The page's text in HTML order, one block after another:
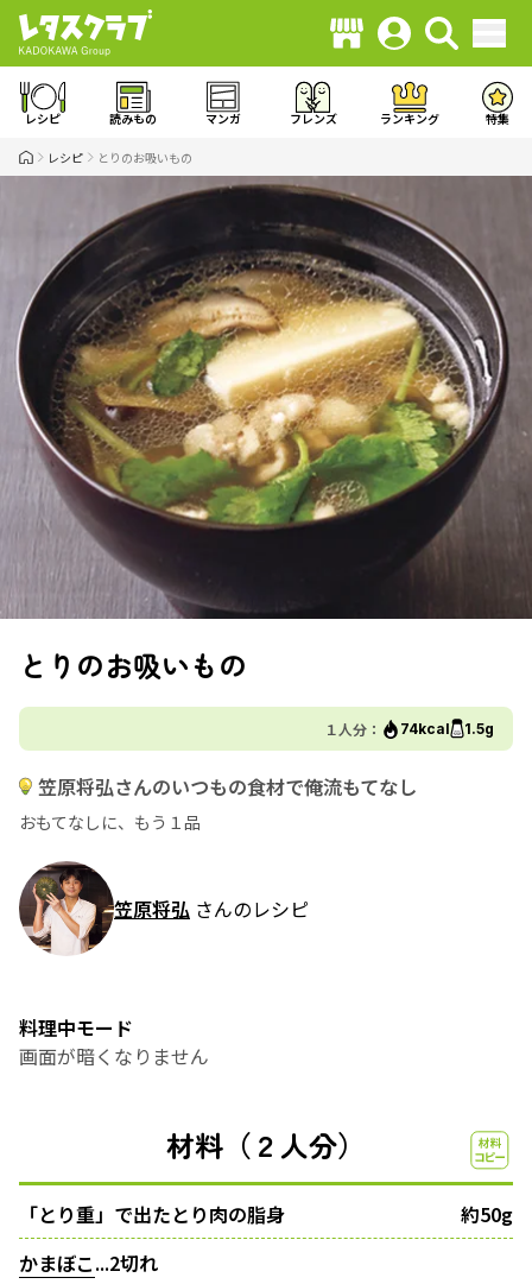
レシピ 読みもの マンガ フレンズ ランキング 特集
レシピ とりのお吸いもの
とりのお吸いもの
１人分： 74kcal 1.5g
笠原将弘さんのいつもの食材で俺流もてなし
おもてなしに、もう１品
笠原将弘 さんのレシピ
料理中モード
画面が暗くなりません
材料（２人分）
「とり重」で出たとり肉の脂身
約50g
かまぼこ...2切れ